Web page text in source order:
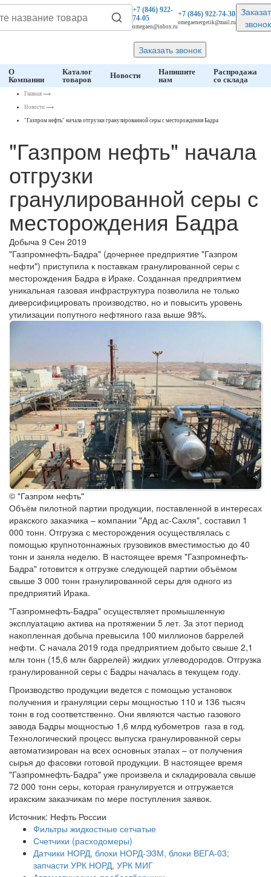
+7 (846)922-
74-05
omegaen@inbox.ru
+7 (846)922-74-30
omegaenergetik@mail.ru
звонок
Заказать звонок
О
Компании
Каталог
товаров
Новости
Напишите
нам
Распродажа
со склада
Главная ⟶
Новости ⟶
"Газпром нефть" начала отгрузки гранулированной серы с месторождения Бадра
"Газпром нефть" начала
отгрузки
гранулированной серы с
месторождения Бадра
Добыча 9 Сен 2019
"Газпромнефть-Бадра" (дочернее предприятие "Газпром
нефти") приступила к поставкам гранулированной серы с
месторождения Бадра в Ираке. Созданная предприятием
уникальная газовая инфраструктура позволила не только
диверсифицировать производство, но и повысить уровень
утилизации попутного нефтяного газа выше 98%.
© "Газпром нефть"
Объём пилотной партии продукции, поставленной в интересах
иракского заказчика – компании "Ард ас-Сахля", составил 1
000 тонн. Отгрузка с месторождения осуществлялась с
помощью крупнотоннажных грузовиков вместимостью до 40
тонн и заняла неделю. В настоящее время "Газпромнефть-
Бадра" готовится к отгрузке следующей партии объёмом
свыше 3 000 тонн гранулированной серы для одного из
предприятий Ирака.
"Газпромнефть-Бадра" осуществляет промышленную
эксплуатацию актива на протяжении 5 лет. За этот период
накопленная добыча превысила 100 миллионов баррелей
нефти. С начала 2019 года предприятием добыто свыше 2,1
млн тонн (15,6 млн баррелей) жидких углеводородов. Отгрузка
гранулированной серы с Бадры началась в текущем году.
Производство продукции ведется с помощью установок
получения и грануляции серы мощностью 110 и 136 тысяч
тонн в год соответственно. Они являются частью газового
завода Бадры мощностью 1,6 млрд кубометров газа в год.
Технологический процесс выпуска гранулированной серы
автоматизирован на всех основных этапах – от получения
сырья до фасовки готовой продукции. В настоящее время
"Газпромнефть-Бадра" уже произвела и складировала свыше
72 000 тонн серы, которая гранулируется и отгружается
иракским заказчикам по мере поступления заявок.
Источник: Нефть России
Фильтры жидкостные сетчатые
Счетчики (расходомеры)
Датчики НОРД, блоки НОРД-Э3М, блоки ВЕГА-03;
запчасти УРК НОРД, УРК МИГ